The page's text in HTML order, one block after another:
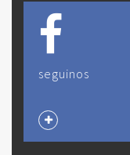
seguinos